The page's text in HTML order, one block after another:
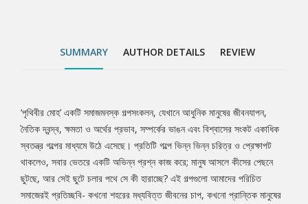
কিন্তু উত্তর খুঁজে নেওয়ার দায়িত্ব পাঠকের হাতেই ছেড়ে দেয়।
SUMMARY AUTHOR DETAILS REVIEW
Tab
Article
‘পৃথিবীর মোহ’ একটি সমাজমনস্ক গল্পসংকলন, যেখানে আধুনিক মানুষের জীবনযাপন,
নৈতিক দ্বন্দ্ব, ক্ষমতা ও অর্থের প্রভাব, সম্পর্কের ভাঙন এবং বিশ্বাসের সংকট একাধিক
স্বতন্ত্র গল্পের মাধ্যমে উঠে এসেছে। প্রতিটি গল্পে ভিন্ন ভিন্ন চরিত্র ও প্রেক্ষাপট
থাকলেও, সবার ভেতরে একটি অভিন্ন প্রশ্ন কাজ করে; মানুষ আসলে কীসের পেছনে
ছুটছে, আর সেই ছুটে চলার পথে সে কী হারাচ্ছে? এই গল্পগুলো আমাদের পরিচিত
সমাজেরই প্রতিচ্ছবি- কখনো শহরের মধ্যবিত্ত জীবনের চাপ, কখনো প্রান্তিক মানুষের